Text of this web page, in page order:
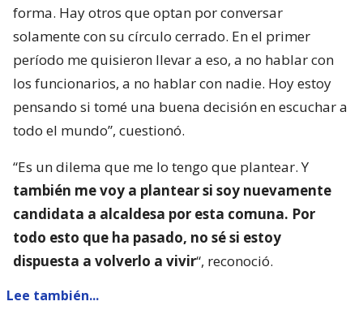
forma. Hay otros que optan por conversar
solamente con su círculo cerrado. En el primer
período me quisieron llevar a eso, a no hablar con
los funcionarios, a no hablar con nadie. Hoy estoy
pensando si tomé una buena decisión en escuchar a
todo el mundo”, cuestionó.
“Es un dilema que me lo tengo que plantear. Y
también me voy a plantear si soy nuevamente
candidata a alcaldesa por esta comuna. Por
todo esto que ha pasado, no sé si estoy
dispuesta a volverlo a vivir“, reconoció.
Lee también...